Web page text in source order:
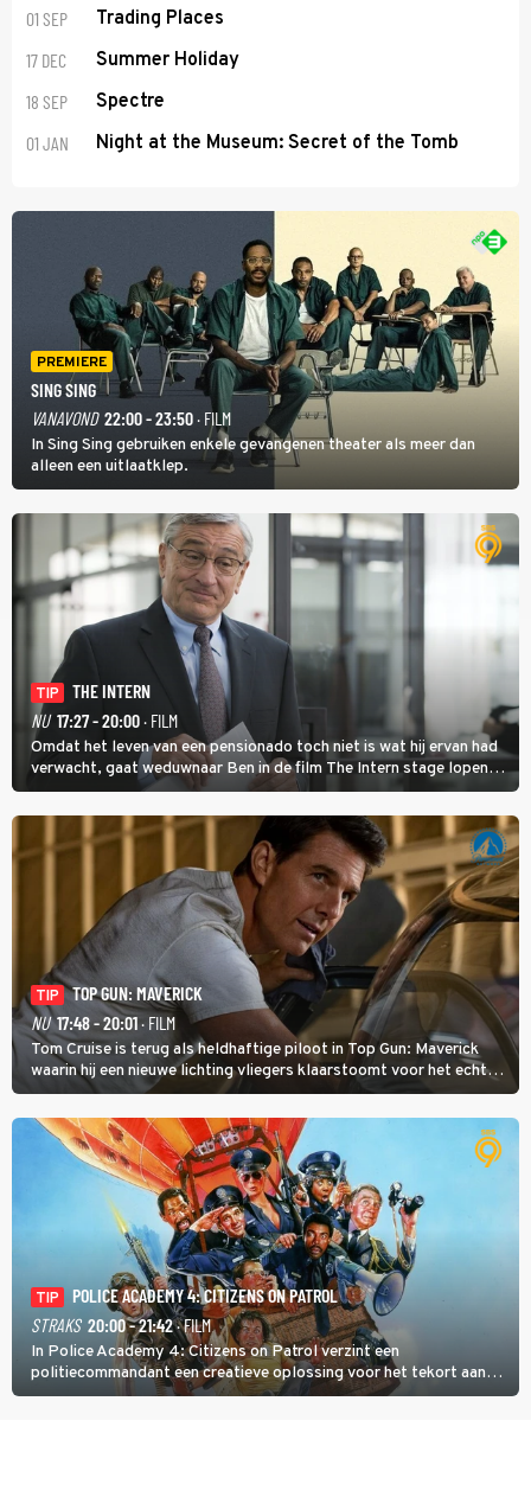
01 SEP Trading Places
17 DEC Summer Holiday
18 SEP Spectre
01 JAN Night at the Museum: Secret of the Tomb
PREMIERE
SING SING
VANAVOND 22:00 - 23:50· FILM
In Sing Sing gebruiken enkele gevangenen theater als meer dan
alleen een uitlaatklep.
TIP
THE INTERN
NU 17:27 - 20:00· FILM
Omdat het leven van een pensionado toch niet is wat hij ervan had
verwacht, gaat weduwnaar Ben in de film The Intern stage lopen
bij de hippe webwinkel van Jules, wat een gouden zet blijkt te zijn.
TIP
TOP GUN: MAVERICK
NU 17:48 - 20:01· FILM
Tom Cruise is terug als heldhaftige piloot in Top Gun: Maverick
waarin hij een nieuwe lichting vliegers klaarstoomt voor het echte
werk.
TIP
POLICE ACADEMY 4: CITIZENS ON PATROL
STRAKS 20:00 - 21:42· FILM
In Police Academy 4: Citizens on Patrol verzint een
politiecommandant een creatieve oplossing voor het tekort aan
agenten.